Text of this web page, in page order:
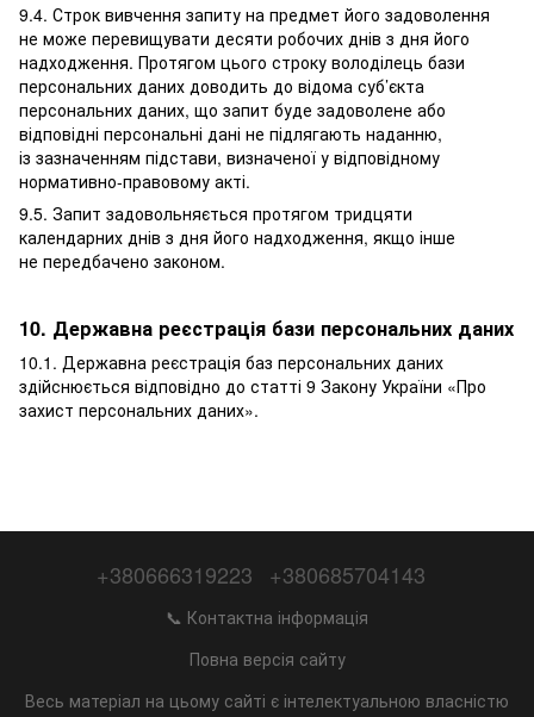
9.4. Строк вивчення запиту на предмет його задоволення
не може перевищувати десяти робочих днів з дня його
надходження. Протягом цього строку володілець бази
персональних даних доводить до відома суб’єкта
персональних даних, що запит буде задоволене або
відповідні персональні дані не підлягають наданню,
із зазначенням підстави, визначеної у відповідному
нормативно-правовому акті.
9.5. Запит задовольняється протягом тридцяти
календарних днів з дня його надходження, якщо інше
не передбачено законом.
10. Державна реєстрація бази персональних даних
10.1. Державна реєстрація баз персональних даних
здійснюється відповідно до статті 9 Закону України «Про
захист персональних даних».
+380666319223 +380685704143
📞 Контактна інформація
Повна версія сайту
Весь матеріал на цьому сайті є інтелектуальною власністю